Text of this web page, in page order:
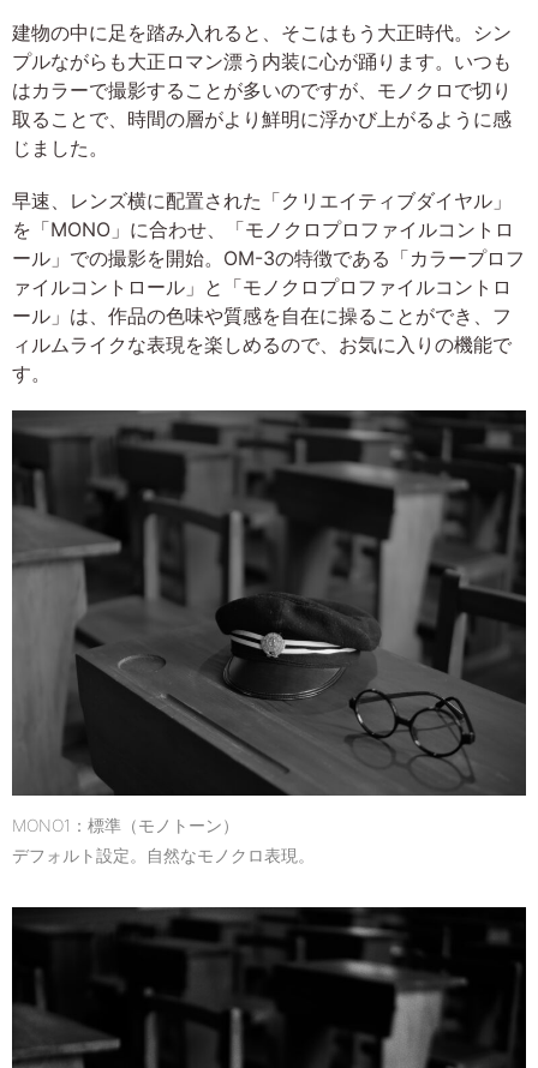
建物の中に足を踏み入れると、そこはもう大正時代。シン
プルながらも大正ロマン漂う内装に心が踊ります。いつも
はカラーで撮影することが多いのですが、モノクロで切り
取ることで、時間の層がより鮮明に浮かび上がるように感
じました。
早速、レンズ横に配置された「クリエイティブダイヤル」
を「MONO」に合わせ、「モノクロプロファイルコントロ
ール」での撮影を開始。OM-3の特徴である「カラープロフ
ァイルコントロール」と「モノクロプロファイルコントロ
ール」は、作品の色味や質感を自在に操ることができ、フ
ィルムライクな表現を楽しめるので、お気に入りの機能で
す。
MONO1：標準（モノトーン）
デフォルト設定。自然なモノクロ表現。